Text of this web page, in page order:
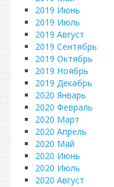
2019 Июнь
2019 Июль
2019 Август
2019 Сентябрь
2019 Октябрь
2019 Ноябрь
2019 Декабрь
2020 Январь
2020 Февраль
2020 Март
2020 Апрель
2020 Май
2020 Июнь
2020 Июль
2020 Август